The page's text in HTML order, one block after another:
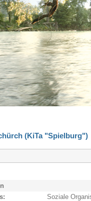
(KiTa "Spielburg")
Soziale